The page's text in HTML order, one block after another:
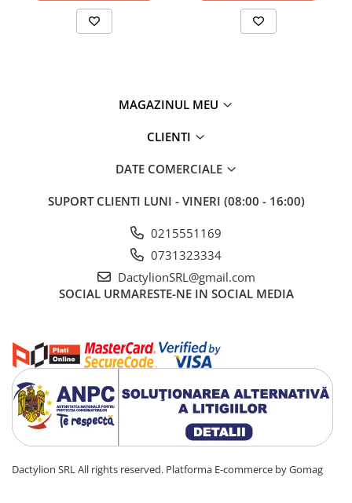
MAGAZINUL MEU
CLIENTI
DATE COMERCIALE
SUPORT CLIENTI LUNI - VINERI (08:00 - 16:00)
0215551169
0731323334
DactylionSRL@gmail.com
SOCIAL URMARESTE-NE IN SOCIAL MEDIA
Dactylion SRL All rights reserved. Platforma E-commerce by Gomag